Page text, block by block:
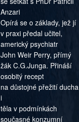
Anzari
Opírá se o základy, jež jí
v praxi předal učitel,
americký psychiatr
John Weir Perry, přímý
žák C.G.Junga. Přináší
osobitý recept
na důstojné přežití ducha
i
těla v podmínkách
současné konzumní